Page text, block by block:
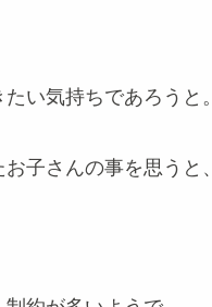
い気持ちであろうと。
子さんの事を思うと、